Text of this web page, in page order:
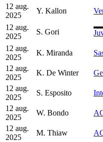
12 aug.
2025
Y. Kallon
12 aug.
2025
S. Gori
12 aug.
2025
K. Miranda
12 aug.
2025
K. De Winter
12 aug.
2025
S. Esposito
12 aug.
2025
W. Bondo
12 aug.
2025
M. Thiaw